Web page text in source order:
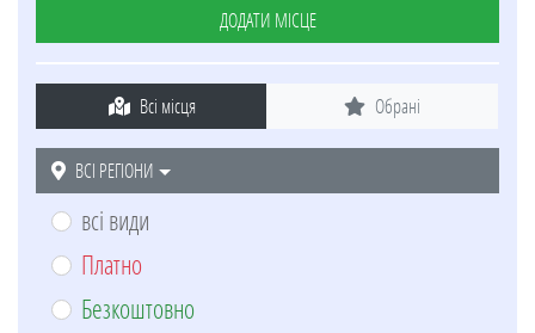
ДОДАТИ МІСЦЕ
Всі місця Обрані
ВСІ РЕГІОНИ
всі види
Платно
Безкоштовно